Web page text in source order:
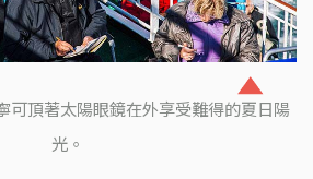
可頂著太陽眼鏡在外享受難得的夏日陽
光。